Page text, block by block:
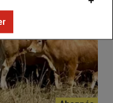
de pleine
le format même de la
être démontés, à